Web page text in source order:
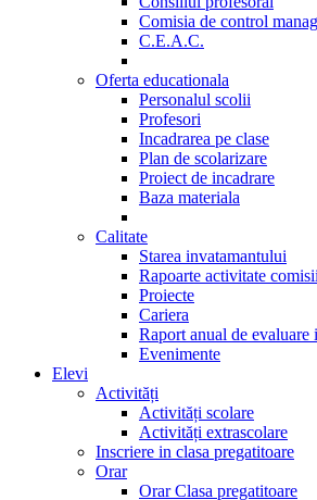
Comisia de control
C.E.A.C.
Oferta educationala
Personalul scolii
Profesori
Incadrarea pe clase
Plan de scolarizare
Proiect de incadrare
Baza materiala
Calitate
Starea invatamantului
Rapoarte activitate comisii
Proiecte
Cariera
Raport anual de
Evenimente
Elevi
Activități
Activități scolare
Activități extrascolare
Inscriere in clasa pregatitoare
Orar
Orar Clasa pregatitoare